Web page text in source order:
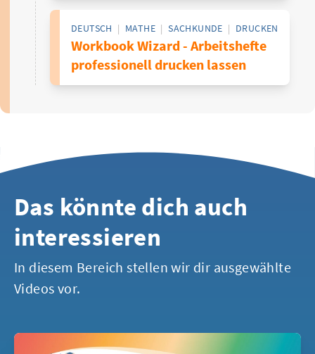
DEUTSCH | MATHE | SACHKUNDE | DRUCKEN
Workbook Wizard - Arbeitshefte
professionell drucken lassen
Das könnte dich auch
interessieren
In diesem Bereich stellen wir dir ausgewählte
Videos vor.